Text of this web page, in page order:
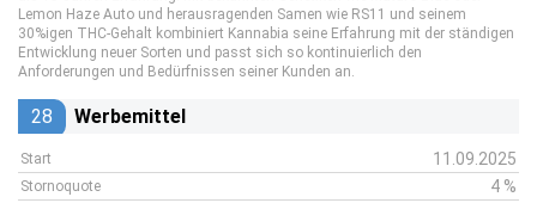
Lemon Haze Auto und herausragenden Samen wie RS11 und seinem
30%igen THC-Gehalt kombiniert Kannabia seine Erfahrung mit der ständigen
Entwicklung neuer Sorten und passt sich so kontinuierlich den
Anforderungen und Bedürfnissen seiner Kunden an.
28 Werbemittel
Start 11.09.2025
Stornoquote 4 %